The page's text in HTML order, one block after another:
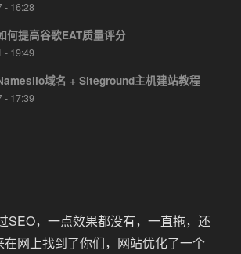
- 16:28
何提高谷歌EAT质量评分
- 19:49
域名 + Siteground主机建站教程
- 17:39
SEO，一点效果都没有，一直拖，还
网上找到了你们，网站优化了一个